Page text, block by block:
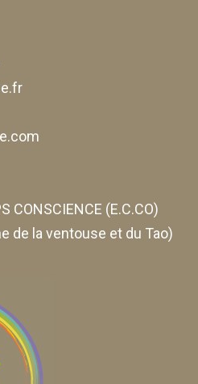
CONSCIENCE (E.C.CO)
de la ventouse et du Tao)